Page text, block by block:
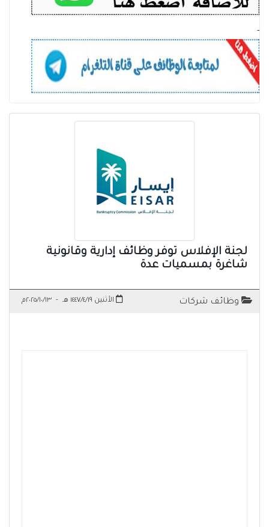
-
لجنة الإفلاس توفر وظائف إدارية وقانونية
شاغرة بمسميات عدة
وظائف شركات الأثنين ١٤٤٧/٤/١٩ هـ - ٢٠٢٥/١٠/١٣م